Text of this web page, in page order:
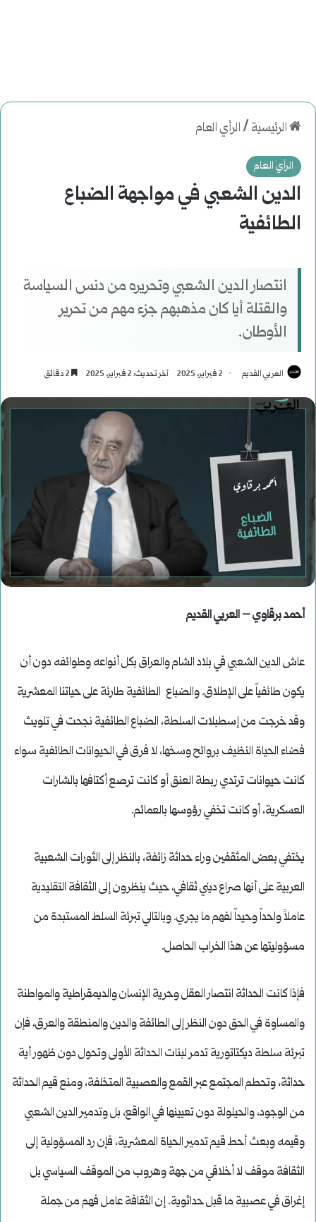
الرئيسية /الرأي العام
الرأي العام
الدين الشعبي في مواجهة الضباع
الطائفية
انتصار الدين الشعبي وتحريره من دنس السياسة
والقتلة أيا كان مذهبهم جزء مهم من تحرير
الأوطان.
العربي القديم 2 فبراير، 2025 آخر تحديث: 2 فبراير، 2025
أحمد برقاوي – العربي القديم
عاش الدين الشعبي في بلاد الشام والعراق بكل أنواعه وطوائفه دون أن
يكون طائفياً على الإطلاق. والضباع الطائفية طارئة على حياتنا المعشرية
وقد خرجت من إسطبلات السلطة، الضباع الطائفية نجحت في تلويث
فضاء الحياة النظيف بروائح وسخها، لا فرق في الحيوانات الطائفية سواء
كانت حيوانات ترتدي ربطة العنق أو كانت ترصع أكتافها بالشارات
العسكرية، أو كانت تخفي رؤوسها بالعمائم.
يختفي بعض المثقفين وراء حداثة زائفة، بالنظر إلى الثورات الشعبية
العربية على أنها صراع ديني ثقافي، حيث ينظرون إلى الثقافة التقليدية
عاملاً واحداً وحيداً لفهم ما يجري. وبالتالي تبرئة السلط المستبدة من
مسؤوليتها عن هذا الخراب الحاصل.
فإذا كانت الحداثة انتصار العقل وحرية الإنسان والديمقراطية والمواطنة
والمساوة في الحق دون النظر إلى الطائفة والدين والمنطقة والعرق، فإن
تبرئة سلطة ديكتاتورية تدمر لبنات الحداثة الأولى وتحول دون ظهور أية
حداثة، وتحطم المجتمع عبر القمع والعصبية المتخلفة، ومنع قيم الحداثة
من الوجود، والحيلولة دون تعيينها في الواقع، بل وتدمير الدين الشعبي
وقيمه وبعث أحط قيم تدمير الحياة المعشرية، فإن رد المسؤولية إلى
الثقافة موقف لا أخلاقي من جهة وهروب من الموقف السياسي بل
إغراق في عصبية ما قبل حداثوية. إن الثقافة عامل فهم من جملة